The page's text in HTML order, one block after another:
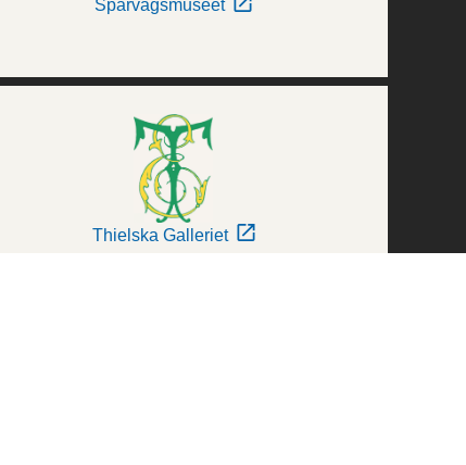
Spårvägsmuseet
Thielska Galleriet